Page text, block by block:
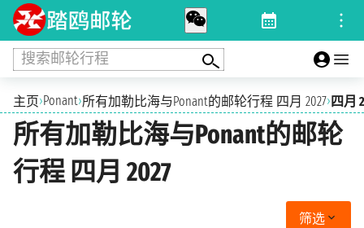
搜索邮轮行程
主页›Ponant›所有加勒比海与Ponant的邮轮行程 四月 2027›四月
所有加勒比海与Ponant的邮轮
行程 四月 2027
筛选